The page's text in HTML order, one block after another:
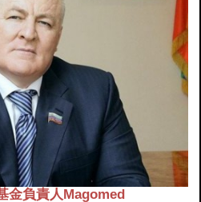
金負責人Magomed